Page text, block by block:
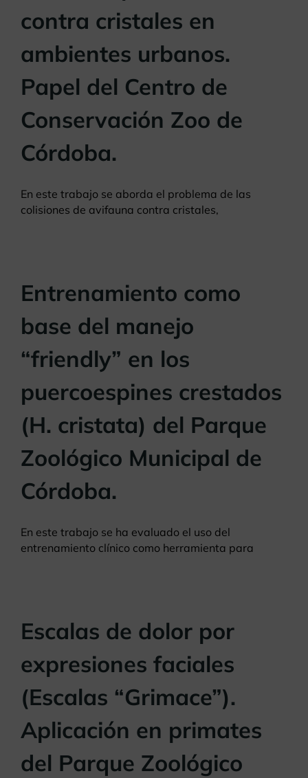
contra cristales en
ambientes urbanos.
Papel del Centro de
Conservación Zoo de
Córdoba.
En este trabajo se aborda el problema de las
colisiones de avifauna contra cristales,
Entrenamiento como
base del manejo
“friendly” en los
puercoespines crestados
(H. cristata) del Parque
Zoológico Municipal de
Córdoba.
En este trabajo se ha evaluado el uso del
entrenamiento clínico como herramienta para
Escalas de dolor por
expresiones faciales
(Escalas “Grimace”).
Aplicación en primates
del Parque Zoológico